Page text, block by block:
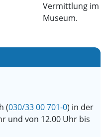
Vermittlung im
Museum.
(030/33 00 701-0) in der
und von 12.00 Uhr bis